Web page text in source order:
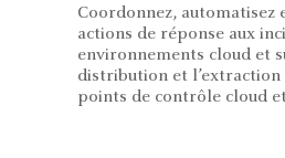
Coordonnez, automatisez
actions de réponse aux
environnements cloud et
distribution et l’extraction
points de contrôle cloud